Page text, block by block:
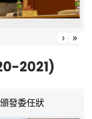
› »
2021)
發委任狀